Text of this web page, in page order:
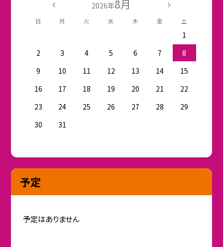
2026年8月
日 月 火 水 木 金 土
1
2
3 4 5 6 7
8
9
10 11 12 13 14
15
16
17 18 19 20 21
22
23
24 25 26 27 28
29
30
31
予定
予定はありません